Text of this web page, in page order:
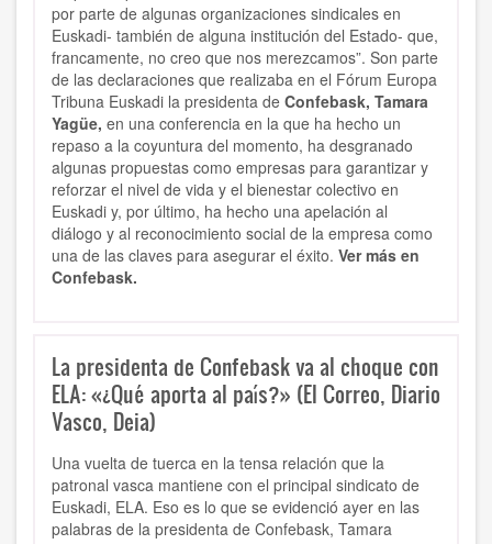
por parte de algunas organizaciones sindicales en
Euskadi- también de alguna institución del Estado- que,
francamente, no creo que nos merezcamos”. Son parte
de las declaraciones que realizaba en el Fórum Europa
Tribuna Euskadi la presidenta de Confebask, Tamara
Yagüe, en una conferencia en la que ha hecho un
repaso a la coyuntura del momento, ha desgranado
algunas propuestas como empresas para garantizar y
reforzar el nivel de vida y el bienestar colectivo en
Euskadi y, por último, ha hecho una apelación al
diálogo y al reconocimiento social de la empresa como
una de las claves para asegurar el éxito. Ver más en
Confebask.
La presidenta de Confebask va al choque con
ELA: «¿Qué aporta al país?» (El Correo, Diario
Vasco, Deia)
Una vuelta de tuerca en la tensa relación que la
patronal vasca mantiene con el principal sindicato de
Euskadi, ELA. Eso es lo que se evidenció ayer en las
palabras de la presidenta de Confebask, Tamara